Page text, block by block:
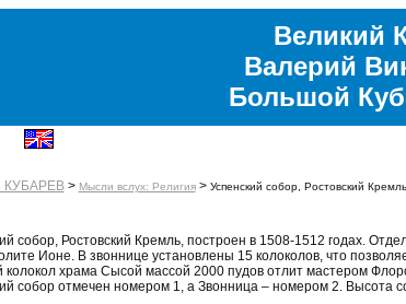
Великий
Валерий
Большой
КУБАРЕВ> Мысли вслух: Религия> Успенский собор, Ростовский Кремль
собор, Ростовский Кремль, построен в 1508-1512 годах.
Ионе. В звоннице установлены 15 колоколов, что
колокол храма Сысой массой 2000 пудов отлит мастером
собор отмечен номером 1, а Звонница – номером 2. Высота